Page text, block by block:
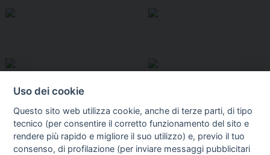
Uso dei cookie
Questo sito web utilizza cookie, anche di terze parti, di tipo
tecnico (per consentire il corretto funzionamento del sito e
rendere più rapido e migliore il suo utilizzo) e, previo il tuo
consenso, di profilazione (per inviare messaggi pubblicitari